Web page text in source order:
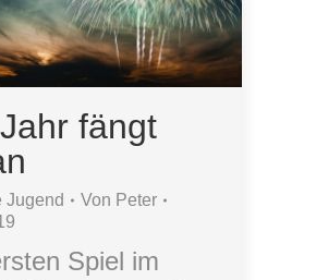
fängt
Jugend Von Peter
Spiel im